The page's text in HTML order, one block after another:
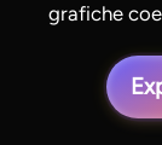
grafiche